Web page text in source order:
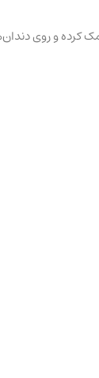
کرده و روی